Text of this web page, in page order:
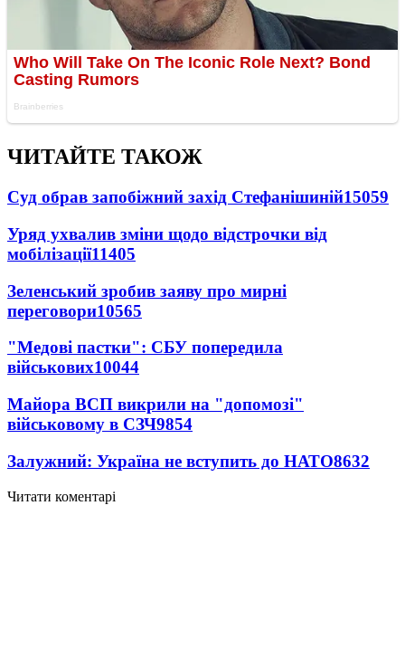
ЧИТАЙТЕ ТАКОЖ
Суд обрав запобіжний захід Стефанішиній15059
Уряд ухвалив зміни щодо відстрочки від
мобілізації11405
Зеленський зробив заяву про мирні
переговори10565
"Медові пастки": СБУ попередила
військових10044
Майора ВСП викрили на "допомозі"
військовому в СЗЧ9854
Залужний: Україна не вступить до НАТО8632
Читати коментарі